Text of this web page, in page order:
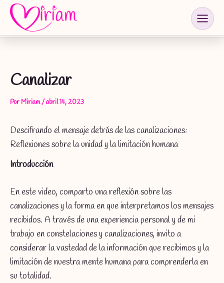
contenido
Canalizar
Por Miriam/abril 14, 2023
Descifrando el mensaje detrás de las canalizaciones:
Reflexiones sobre la unidad y la limitación humana
Introducción
En este video, comparto una reflexión sobre las
canalizaciones y la forma en que interpretamos los mensajes
recibidos. A través de una experiencia personal y de mi
trabajo en constelaciones y canalizaciones, invito a
considerar la vastedad de la información que recibimos y la
limitación de nuestra mente humana para comprenderla en
su totalidad.